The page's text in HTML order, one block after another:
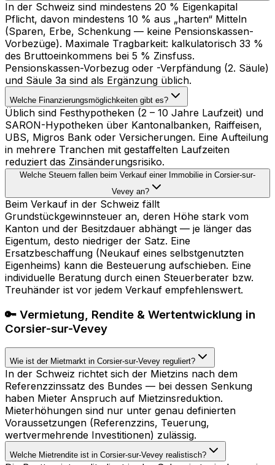
In der Schweiz sind mindestens 20 % Eigenkapital
Pflicht, davon mindestens 10 % aus „harten“ Mitteln
(Sparen, Erbe, Schenkung — keine Pensionskassen-
Vorbezüge). Maximale Tragbarkeit: kalkulatorisch 33 %
des Bruttoeinkommens bei 5 % Zinsfuss.
Pensionskassen-Vorbezug oder -Verpfändung (2. Säule)
und Säule 3a sind als Ergänzung üblich.
Welche Finanzierungsmöglichkeiten gibt es?
Üblich sind Festhypotheken (2 – 10 Jahre Laufzeit) und
SARON-Hypotheken über Kantonalbanken, Raiffeisen,
UBS, Migros Bank oder Versicherungen. Eine Aufteilung
in mehrere Tranchen mit gestaffelten Laufzeiten
reduziert das Zinsänderungsrisiko.
Welche Steuern fallen beim Verkauf einer Immobilie in Corsier-sur-
Vevey an?
Beim Verkauf in der Schweiz fällt
Grundstückgewinnsteuer an, deren Höhe stark vom
Kanton und der Besitzdauer abhängt — je länger das
Eigentum, desto niedriger der Satz. Eine
Ersatzbeschaffung (Neukauf eines selbstgenutzten
Eigenheims) kann die Besteuerung aufschieben. Eine
individuelle Beratung durch einen Steuerberater bzw.
Treuhänder ist vor jedem Verkauf empfehlenswert.
🔑 Vermietung, Rendite & Wertentwicklung in
Corsier-sur-Vevey
Wie ist der Mietmarkt in Corsier-sur-Vevey reguliert?
In der Schweiz richtet sich der Mietzins nach dem
Referenzzinssatz des Bundes — bei dessen Senkung
haben Mieter Anspruch auf Mietzinsreduktion.
Mieterhöhungen sind nur unter genau definierten
Voraussetzungen (Referenzzins, Teuerung,
wertvermehrende Investitionen) zulässig.
Welche Mietrendite ist in Corsier-sur-Vevey realistisch?